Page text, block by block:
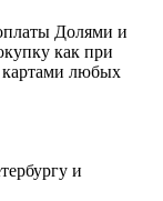
Долями и
как при
картами любых
и